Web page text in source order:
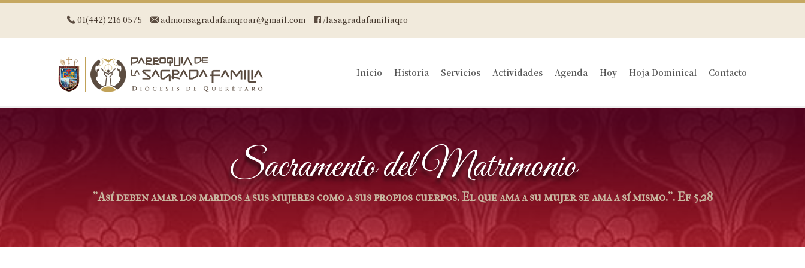
01(442) 216 0575 admonsagradafamqroar@gmail.com /lasagradafamiliaqro
Inicio Historia Servicios Actividades Agenda Hoy Hoja Dominical
XXIX Domingo del tiempo ordinario
XXVIII Domingo del tiempo ordinario
XXVII Domingo del tiempo ordinario
Contacto
Sacramento del Matrimonio
"Así deben amar los maridos a sus mujeres como a sus propios cuerpos. El que ama a su mujer se ama a sí mismo.". Ef 5,28